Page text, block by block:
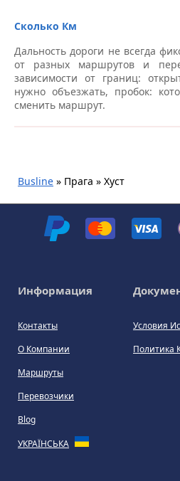
Сколько Км
Дальность дороги не всегда
от разных маршрутов и
зависимости от границ:
нужно объезжать, пробок:
сменить маршрут.
Busline » Прага » Хуст
Информация
Контакты
О Компании
Маршруты
Перевозчики
Blog
УКРАЇНСЬКА
Условия
Политика